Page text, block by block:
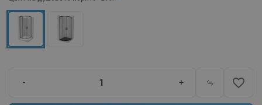
- + favorite_border